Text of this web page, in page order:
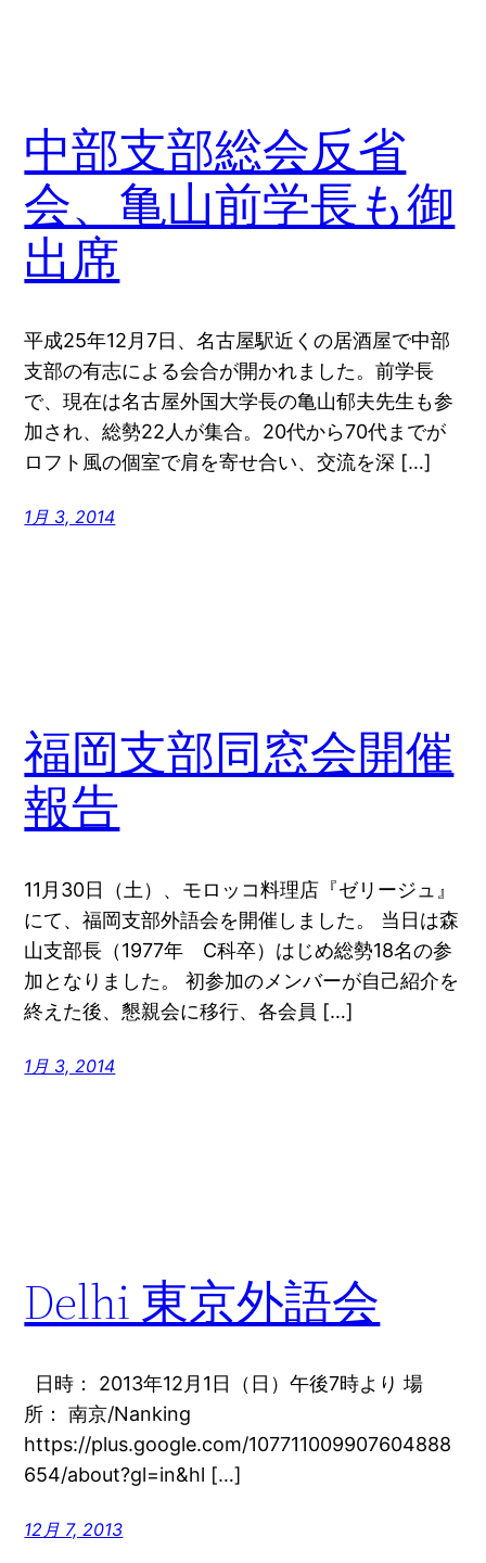
中部支部総会反省
会、亀山前学長も御
出席
平成25年12月7日、名古屋駅近くの居酒屋で中部
支部の有志による会合が開かれました。前学長
で、現在は名古屋外国大学長の亀山郁夫先生も参
加され、総勢22人が集合。20代から70代までが
ロフト風の個室で肩を寄せ合い、交流を深 […]
1月 3, 2014
福岡支部同窓会開催
報告
11月30日（土）、モロッコ料理店『ゼリージュ』
にて、福岡支部外語会を開催しました。 当日は森
山支部長（1977年 C科卒）はじめ総勢18名の参
加となりました。 初参加のメンバーが自己紹介を
終えた後、懇親会に移行、各会員 […]
1月 3, 2014
Delhi 東京外語会
日時： 2013年12月1日（日）午後7時より 場
所： 南京/Nanking
https://plus.google.com/107711009907604888
654/about?gl=in&hl […]
12月 7, 2013